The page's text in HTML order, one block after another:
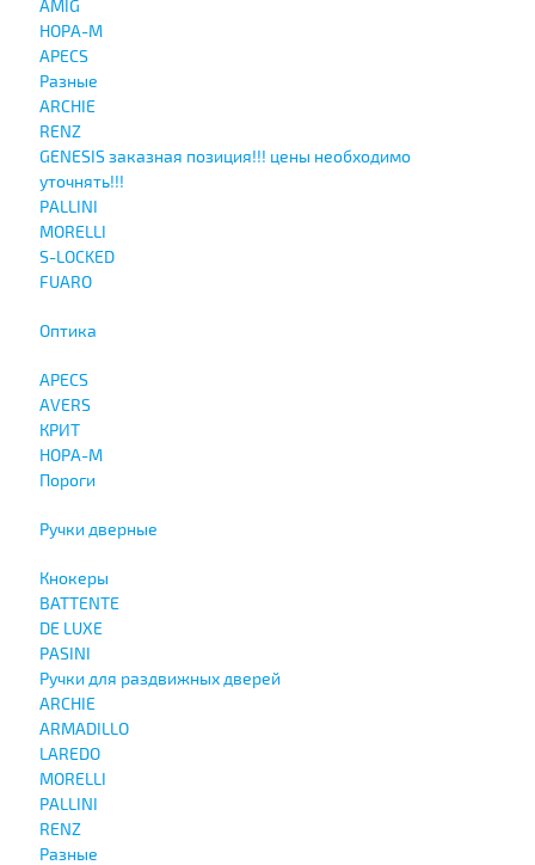
AMIG
НОРА-М
APECS
Разные
ARCHIE
RENZ
GENESIS заказная позиция!!! цены необходимо
уточнять!!!
PALLINI
MORELLI
S-LOCKED
FUARO
Оптика
APECS
AVERS
КРИТ
НОРА-М
Пороги
Ручки дверные
Кнокеры
BATTENTE
DE LUXE
PASINI
Ручки для раздвижных дверей
ARCHIE
ARMADILLO
LAREDO
MORELLI
PALLINI
RENZ
Разные